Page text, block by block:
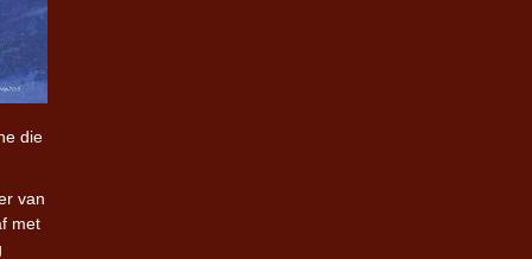
die
van
met